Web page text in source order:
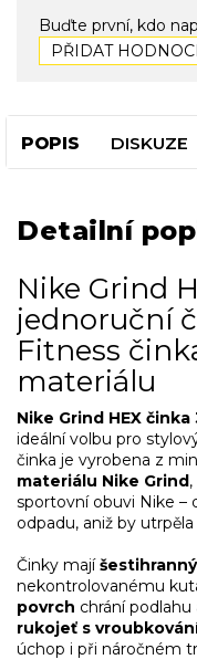
Buďte první, kdo
PŘIDAT
POPIS DISKUZE
Detailní
Nike Grind
jednoruční
Fitness
materiálu
Nike Grind HEX
ideální volbu pro
činka je vyrobena z
materiálu Nike Grind
sportovní obuvi Nike –
odpadu, aniž by
Činky mají
nekontrolovanému
povrch chrání podlahu
rukojeť s
úchop i při náročném